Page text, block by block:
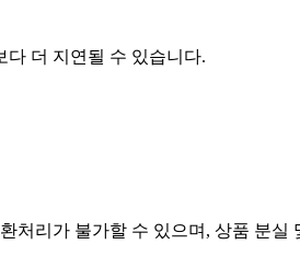
더 지연될 수 있습니다.
리가 불가할 수 있으며, 상품 분실